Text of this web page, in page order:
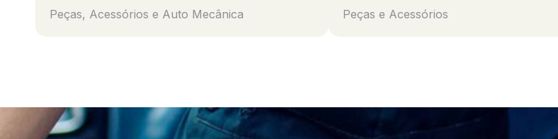
Peças, Acessórios e Auto Mecânica Peças e Acessórios